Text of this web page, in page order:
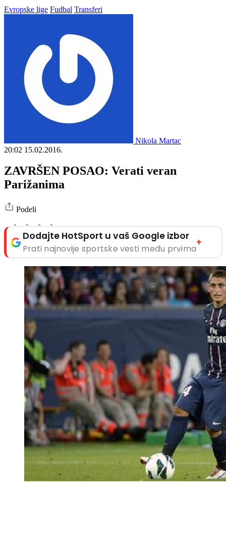
Evropske lige Fudbal Transferi
Nikola Martac
20:02 15.02.2016.
ZAVRŠEN POSAO: Verati veran
Parižanima
Podeli
Dodajte HotSport u vaš Google izbor
Prati najnovije sportske vesti među prvima
+